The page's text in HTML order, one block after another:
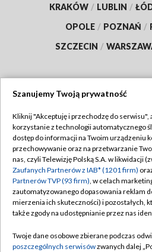
KRAKÓW / LUBLIN /
OPOLE / POZNAŃ /
SZCZECIN /
TVP
Abonament TVP
Emisja w TVP
Centrum informacji TVP
Naziemna Telewizja Cyfrowa
Rada Programowa
Regulamin
Polityka
Moje
Pomoc
Szanujemy Twoją prywatność
Kliknij "Akceptuję i przechodzę do serwisu",
korzystanie z technologii automatycznego
dostęp do informacji na Twoim urządzeniu
przechowywanie oraz na przetwarzanie
nas, czyli Telewizję Polską S.A. w likwidacji
Zaufanych Partnerów z IAB* (1201 firm)
Partnerów TVP (93 firm), w celach
zautomatyzowanego dopasowania reklam
mierzenia ich skuteczności) i pozostałych,
także zgody na udostępnianie przez nas
Twoje dane osobowe zbierane podczas
poszczególnych serwisówzwanych dalej